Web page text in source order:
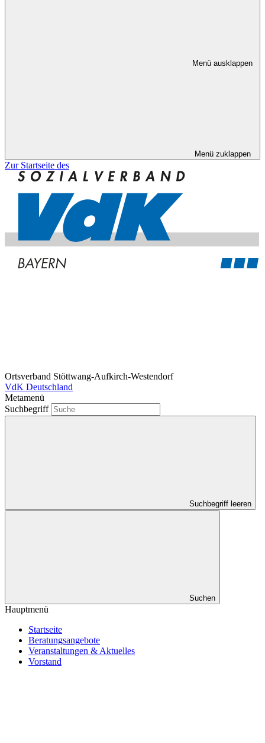
Menü ausklappen
Menü zuklappen
Zur Startseite des
Ortsverband Stöttwang-Aufkirch-Westendorf
VdK Deutschland
Metamenü
Suchbegriff
Suchbegriff leeren
Suchen
Hauptmenü
Startseite
Beratungsangebote
Veranstaltungen & Aktuelles
Vorstand